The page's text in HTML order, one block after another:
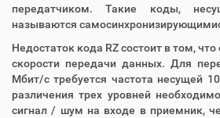
передатчиком. Такие коды,
называются
Недостаток кода RZ состоит в том,
скорости передачи данных. Для
Мбит/с требуется частота несущей
различения трех уровней
сигнал / шум на входе в приемник,